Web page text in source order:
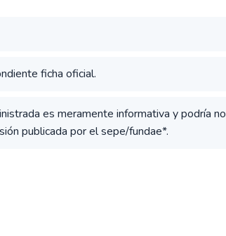
ficha oficial.
es meramente informativa y podría no
publicada por el sepe/fundae*.